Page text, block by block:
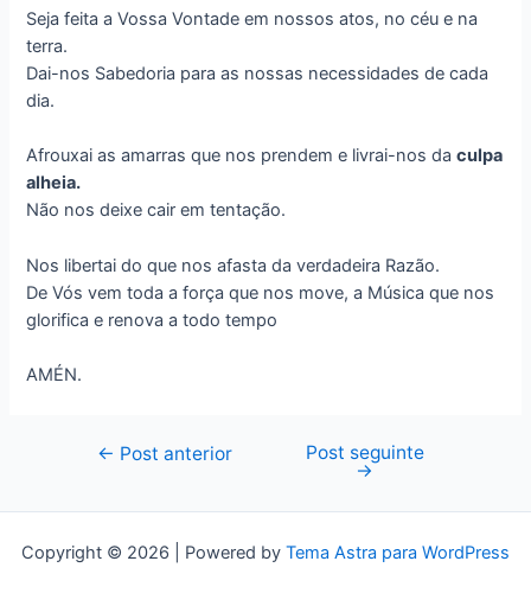
Seja feita a Vossa Vontade em nossos atos, no céu e na
terra.
Dai-nos Sabedoria para as nossas necessidades de cada
dia.
Afrouxai as amarras que nos prendem e livrai-nos daculpa
alheia.
Não nos deixe cair em tentação.
Nos libertai do que nos afasta da verdadeira Razão.
De Vós vem toda a força que nos move, a Música que nos
glorifica e renova a todo tempo
AMÉN.
Navegação
Post
← Post anterior Post seguinte
→
Copyright © 2026 | Powered by Tema Astra para WordPress